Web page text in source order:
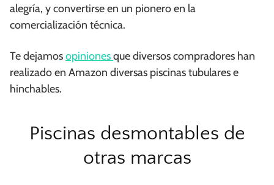
alegría, y convertirse en un pionero en la
comercialización técnica.
Te dejamosopinionesque diversos compradores han
realizado en Amazon diversas piscinas tubulares e
hinchables.
Piscinas desmontables de
otras marcas